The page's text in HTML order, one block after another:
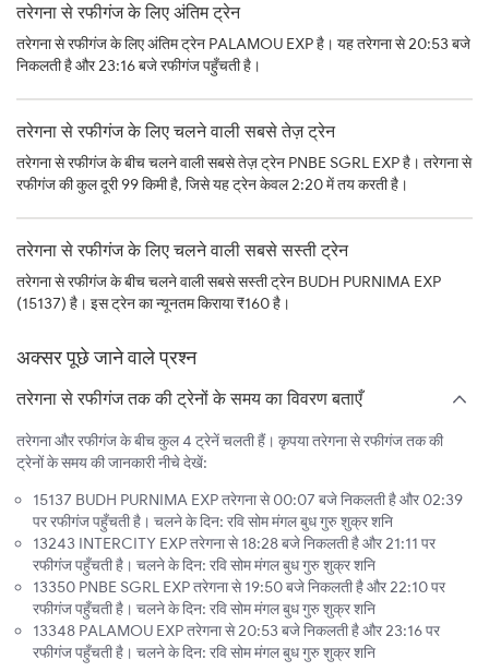
तरेगना से रफीगंज के लिए अंतिम ट्रेन
तरेगना से रफीगंज के लिए अंतिम ट्रेन PALAMOU EXP है। यह तरेगना से 20:53 बजे
निकलती है और 23:16 बजे रफीगंज पहुँचती है।
तरेगना से रफीगंज के लिए चलने वाली सबसे तेज़ ट्रेन
तरेगना से रफीगंज के बीच चलने वाली सबसे तेज़ ट्रेन PNBE SGRL EXP है। तरेगना से
रफीगंज की कुल दूरी 99 किमी है, जिसे यह ट्रेन केवल 2:20 में तय करती है।
तरेगना से रफीगंज के लिए चलने वाली सबसे सस्ती ट्रेन
तरेगना से रफीगंज के बीच चलने वाली सबसे सस्ती ट्रेन BUDH PURNIMA EXP
(15137) है। इस ट्रेन का न्यूनतम किराया ₹160 है।
अक्सर पूछे जाने वाले प्रश्न
तरेगना से रफीगंज तक की ट्रेनों के समय का विवरण बताएँ
तरेगना और रफीगंज के बीच कुल 4 ट्रेनें चलती हैं। कृपया तरेगना से रफीगंज तक की
ट्रेनों के समय की जानकारी नीचे देखें:
15137 BUDH PURNIMA EXP तरेगना से 00:07 बजे निकलती है और 02:39
पर रफीगंज पहुँचती है। चलने के दिन: रवि सोम मंगल बुध गुरु शुक्र शनि
13243 INTERCITY EXP तरेगना से 18:28 बजे निकलती है और 21:11 पर
रफीगंज पहुँचती है। चलने के दिन: रवि सोम मंगल बुध गुरु शुक्र शनि
13350 PNBE SGRL EXP तरेगना से 19:50 बजे निकलती है और 22:10 पर
रफीगंज पहुँचती है। चलने के दिन: रवि सोम मंगल बुध गुरु शुक्र शनि
13348 PALAMOU EXP तरेगना से 20:53 बजे निकलती है और 23:16 पर
रफीगंज पहुँचती है। चलने के दिन: रवि सोम मंगल बुध गुरु शुक्र शनि